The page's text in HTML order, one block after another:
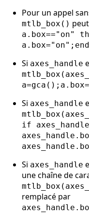
Pour un appel
mtlb_box()
a.box=="on"
Si axes_handle
Si axes_handle
if
Si axes_handle
une chaîne de
remplacé par